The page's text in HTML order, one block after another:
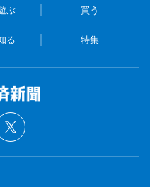
ぶ 買う
る 特集